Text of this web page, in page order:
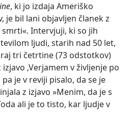
, ki jo izdaja Ameriško
je bil lani objavljen članek z
Intervjuji, ki so jih
ljudi, starih nad 50 let,
tri četrtine (73 odstotkov)
‚Verjamem v življenje po
je v reviji pisalo, da se je
z izjavo »Menim, da je s
ali je to tisto, kar ljudje v